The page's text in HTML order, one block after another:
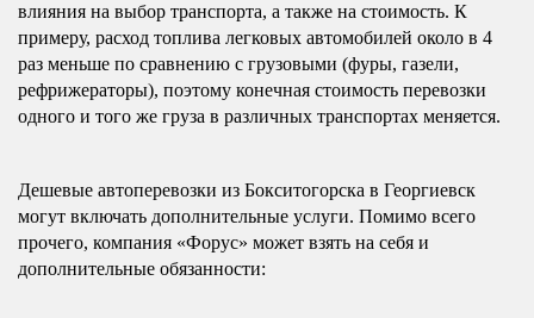
влияния на выбор транспорта, а также на стоимость. К
примеру, расход топлива легковых автомобилей около в 4
раз меньше по сравнению с грузовыми (фуры, газели,
рефрижераторы), поэтому конечная стоимость перевозки
одного и того же груза в различных транспортах меняется.
Дешевые автоперевозки из Бокситогорска в Георгиевск
могут включать дополнительные услуги. Помимо всего
прочего, компания «Форус» может взять на себя и
дополнительные обязанности: